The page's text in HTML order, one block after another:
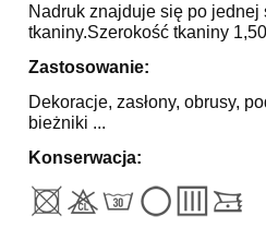
Nadruk znajduje się po jednej
tkaniny.Szerokość tkaniny
Zastosowanie:
Dekoracje, zasłony, obrusy,
bieżniki ...
Konserwacja: